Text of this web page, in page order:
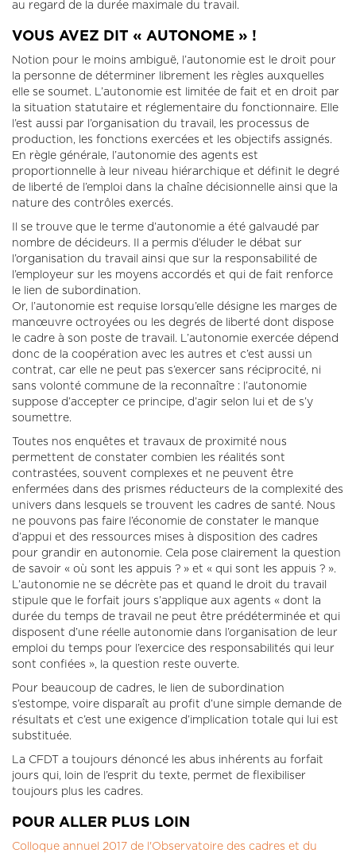
au regard de la durée maximale du travail.
VOUS AVEZ DIT « AUTONOME » !
Notion pour le moins ambiguë, l’autonomie est le droit pour
la personne de déterminer librement les règles auxquelles
elle se soumet. L’autonomie est limitée de fait et en droit par
la situation statutaire et réglementaire du fonctionnaire. Elle
l’est aussi par l’organisation du travail, les processus de
production, les fonctions exercées et les objectifs assignés.
En règle générale, l’autonomie des agents est
proportionnelle à leur niveau hiérarchique et définit le degré
de liberté de l’emploi dans la chaîne décisionnelle ainsi que la
nature des contrôles exercés.
Il se trouve que le terme d’autonomie a été galvaudé par
nombre de décideurs. Il a permis d’éluder le débat sur
l’organisation du travail ainsi que sur la responsabilité de
l’employeur sur les moyens accordés et qui de fait renforce
le lien de subordination.
Or, l’autonomie est requise lorsqu’elle désigne les marges de
manœuvre octroyées ou les degrés de liberté dont dispose
le cadre à son poste de travail. L’autonomie exercée dépend
donc de la coopération avec les autres et c’est aussi un
contrat, car elle ne peut pas s’exercer sans réciprocité, ni
sans volonté commune de la reconnaître : l’autonomie
suppose d’accepter ce principe, d’agir selon lui et de s’y
soumettre.
Toutes nos enquêtes et travaux de proximité nous
permettent de constater combien les réalités sont
contrastées, souvent complexes et ne peuvent être
enfermées dans des prismes réducteurs de la complexité des
univers dans lesquels se trouvent les cadres de santé. Nous
ne pouvons pas faire l’économie de constater le manque
d’appui et des ressources mises à disposition des cadres
pour grandir en autonomie. Cela pose clairement la question
de savoir « où sont les appuis ? » et « qui sont les appuis ? ».
L’autonomie ne se décrète pas et quand le droit du travail
stipule que le forfait jours s’applique aux agents « dont la
durée du temps de travail ne peut être prédéterminée et qui
disposent d’une réelle autonomie dans l’organisation de leur
emploi du temps pour l’exercice des responsabilités qui leur
sont confiées », la question reste ouverte.
Pour beaucoup de cadres, le lien de subordination
s’estompe, voire disparaît au profit d’une simple demande de
résultats et c’est une exigence d’implication totale qui lui est
substituée.
La CFDT a toujours dénoncé les abus inhérents au forfait
jours qui, loin de l’esprit du texte, permet de flexibiliser
toujours plus les cadres.
POUR ALLER PLUS LOIN
Colloque annuel 2017 de l'Observatoire des cadres et du